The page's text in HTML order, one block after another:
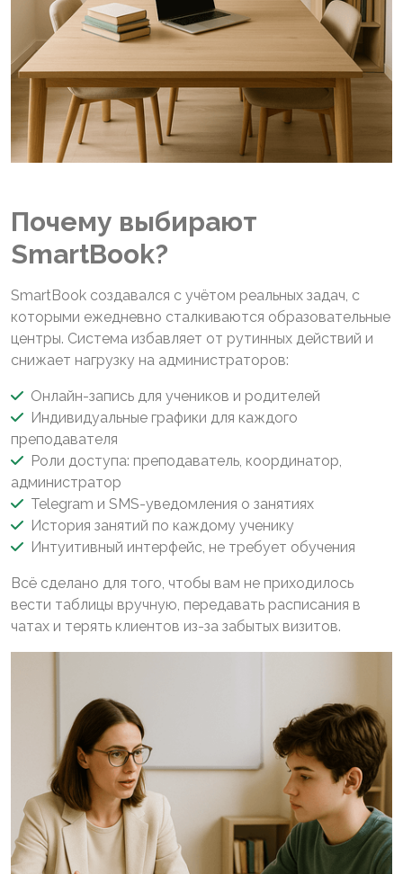
Почему выбирают
SmartBook?
SmartBook создавался с учётом реальных задач, с
которыми ежедневно сталкиваются образовательные
центры. Система избавляет от рутинных действий и
снижает нагрузку на администраторов:
Онлайн-запись для учеников и родителей
Индивидуальные графики для каждого
преподавателя
Роли доступа: преподаватель, координатор,
администратор
Telegram и SMS-уведомления о занятиях
История занятий по каждому ученику
Интуитивный интерфейс, не требует обучения
Всё сделано для того, чтобы вам не приходилось
вести таблицы вручную, передавать расписания в
чатах и терять клиентов из-за забытых визитов.